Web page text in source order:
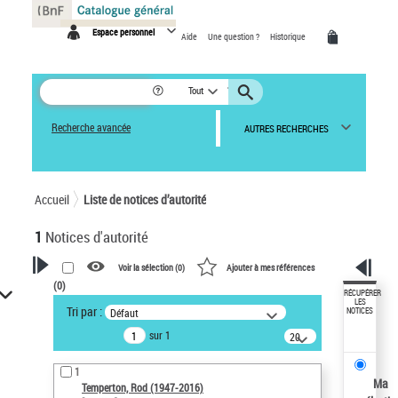
Espace personnel Aide Une question ? Historique
Tout
Recherche avancée AUTRES RECHERCHES
Accueil Liste de notices d’autorité
1 Notices d'autorité
VOTRE RECHERCHE
Recherche avancée dans les
notices d’autorité
Œuvres liées à l'auteur :
Temperton, Rod (1947-2016)
Voir la sélection (0) Ajouter à mes références
(0)
Tri par : Défaut
sur 1
20
résultats/page
1
Temperton, Rod (1947-2016)
RÉCUPÉRER
LES
NOTICES
Ma
Panneau de gestion des cookies